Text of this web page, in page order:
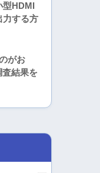
型HDMI
力する方
がお
結果を